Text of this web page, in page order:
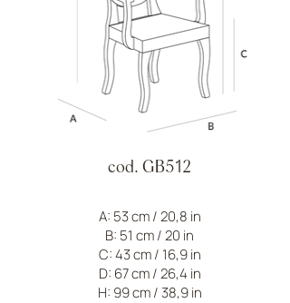
cod. GB512
A: 53 cm / 20,8 in
B: 51 cm / 20 in
C: 43 cm / 16,9 in
D: 67 cm / 26,4 in
H: 99 cm / 38,9 in